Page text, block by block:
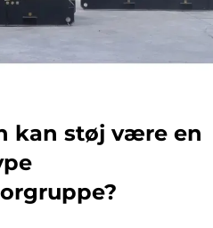
kan støj være en